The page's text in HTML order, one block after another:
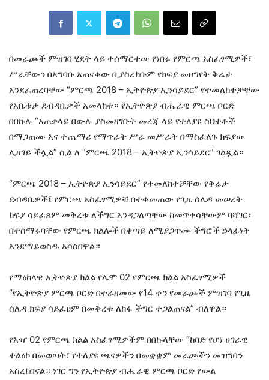
በመራጮች ምዝገባ ሂደት ላይ ተሰማርተው የነበሩ የምርጫ አስፈፃሚዎች፣
ሥራቸውን በአግባቡ አጠናቀው ቢያስረክቡም የክፍያ መዘግየት ቅሬታ
እንደፈጠረባቸው “ምርጫ 2018 – ኢትዮጵያ ኢንሳይደር” የተመለከተቻቸው
የአቤቱታ ደብዳቤዎች አመላከቱ። የኢትዮጵያ ብሔራዊ ምርጫ ቦርድ
በበኩሉ “አጠቃላይ በውሉ ያስመዘገቡት መረጃ ላይ የተለያዩ ስህተቶች
በማጋጠሙ እና ተጨማሪ የማጥራት ሥራ መሥራት በማስፈለጉ ክፍያው
ሊዘገይ ችሏል” ሲል ለ “ምርጫ 2018 – ኢትዮጵያ ኢንሳይደር” ገልጿል።
“ምርጫ 2018 – ኢትዮጵያ ኢንሳይደር” የተመለከተቻቸው የቅሬታ
ደብዳቤዎች፤ የምርጫ አስፈፃሚዎቹ በተቀመጠው የጊዜ ሰሌዳ መሠረት
ክፍያ ሳይፈጸም መቅረቱ ለችግር እንዳጋለጣቸው ከመጥቀሳቸውም ባሻገር፣
በተሰማሩባቸው የምርጫ ክልሎች በቀጣይ ለሚያጋጥሙ ችግሮች ኃላፊነት
እንደማይወስዱ አሳስበዋል።
የማዕከላዊ ኢትዮጵያ ክልል የሌሞ 02 የምርጫ ክልል አስፈፃሚዎች
“የኢትዮጵያ ምርጫ ቦርድ በተራዘመው የ14 ቀን የመራጮች ምዝገባ የጊዜ
ሰሌዳ ክፍያ ሳይፈፀም በመቅረቱ ለከፋ ችግር ተጋልጠናል” ብለዋል።
የእዣ 02 የምርጫ ክልል አስፈፃሚዎችም በበኩላቸው “ከባድ የሆነ ሀገራዊ
ተልዕኮ በመወጣት፣ የተለያዩ ጫናዎችን በመቋቋም መራጮችን መዝግበን
አስረክበናል። ነገር ግን የኢትዮጵያ ብሔራዊ ምርጫ ቦርድ የውል